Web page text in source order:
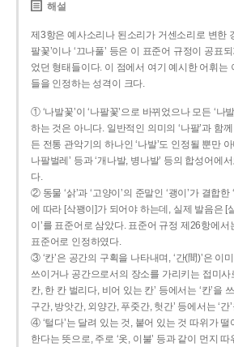
해설
제3항은 예사소리나 된소리가 거센소리로 변한
팔꽃’이나 ‘끄나풀’ 등은 이 표준어 규정이 공표
었던 형태들이다. 이 점에서 여기 예시한 어휘는
들을 인정하는 성격이 크다.
① ‘나발꽃’이 ‘나팔꽃’으로 바뀌었으나 모든 ‘나
하는 것은 아니다. 일반적인 의미의 ‘나팔’과 함
든 전통 관악기의 하나인 ‘나발’도 인정될 뿐만
나팔벌레’ 등과 ‘개나발, 병나발’ 등의 합성어에
다.
② 동물 ‘삵’과 ‘고양이’의 준말인 ‘괭이’가 결합한
에 따라 [삭꽹이]가 되어야 하는데, 실제 발음은 [
이’를 표준어로 삼았다. 표준어 규정 제26항에서
표준어로 인정하였다.
③ ‘칸’은 공간의 구획을 나타내며, ‘간(間)’은 이
쓰이거나 공간으로서의 장소를 가리키는 접미사
칸, 한 칸 벌리다, 비어 있는 칸’ 등에서는 ‘칸’을
구간, 방앗간, 외양간, 푸줏간, 헛간’ 등에서는 ‘간
④ ‘털다’는 달려 있는 것, 붙어 있는 것 따위가
한다는 뜻으로, 주로 ‘옷, 이불’ 등과 같이 먼지